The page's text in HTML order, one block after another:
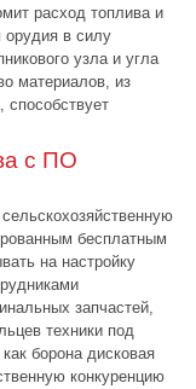
расход топлива и
орудия в силу
узла и угла
материалов, из
способствует
с ПО
бесплатным
на настройку
запчастей,
техники под
борона дисковая
конкуренцию